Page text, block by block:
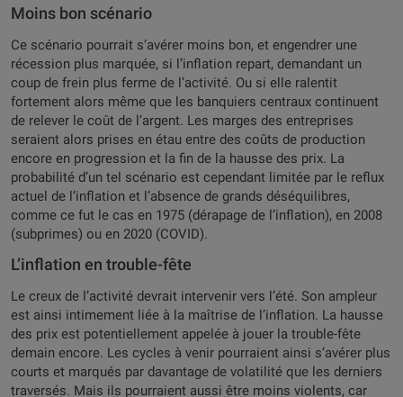
Moins bon scénario
Ce scénario pourrait s’avérer moins bon, et engendrer une
récession plus marquée, si l’inflation repart, demandant un
coup de frein plus ferme de l’activité. Ou si elle ralentit
fortement alors même que les banquiers centraux continuent
de relever le coût de l’argent. Les marges des entreprises
seraient alors prises en étau entre des coûts de production
encore en progression et la fin de la hausse des prix. La
probabilité d’un tel scénario est cependant limitée par le reflux
actuel de l’inflation et l’absence de grands déséquilibres,
comme ce fut le cas en 1975 (dérapage de l’inflation), en 2008
(subprimes) ou en 2020 (COVID).
L’inflation en trouble-fête
Le creux de l’activité devrait intervenir vers l’été. Son ampleur
est ainsi intimement liée à la maîtrise de l’inflation. La hausse
des prix est potentiellement appelée à jouer la trouble-fête
demain encore. Les cycles à venir pourraient ainsi s’avérer plus
courts et marqués par davantage de volatilité que les derniers
traversés. Mais ils pourraient aussi être moins violents, car